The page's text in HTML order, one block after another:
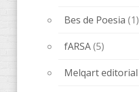
Bes de Poesia (1)
fARSA(5)
Melqart editorial